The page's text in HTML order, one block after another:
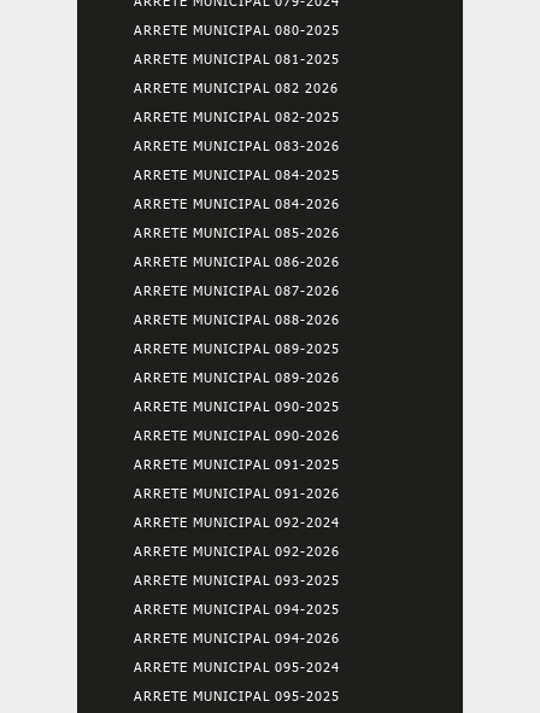
ARRETE MUNICIPAL 080-2025
ARRETE MUNICIPAL 081-2025
ARRETE MUNICIPAL 082 2026
ARRETE MUNICIPAL 082-2025
ARRETE MUNICIPAL 083-2026
ARRETE MUNICIPAL 084-2025
ARRETE MUNICIPAL 084-2026
ARRETE MUNICIPAL 085-2026
ARRETE MUNICIPAL 086-2026
ARRETE MUNICIPAL 087-2026
ARRETE MUNICIPAL 088-2026
ARRETE MUNICIPAL 089-2025
ARRETE MUNICIPAL 089-2026
ARRETE MUNICIPAL 090-2025
ARRETE MUNICIPAL 090-2026
ARRETE MUNICIPAL 091-2025
ARRETE MUNICIPAL 091-2026
ARRETE MUNICIPAL 092-2024
ARRETE MUNICIPAL 092-2026
ARRETE MUNICIPAL 093-2025
ARRETE MUNICIPAL 094-2025
ARRETE MUNICIPAL 094-2026
ARRETE MUNICIPAL 095-2024
ARRETE MUNICIPAL 095-2025